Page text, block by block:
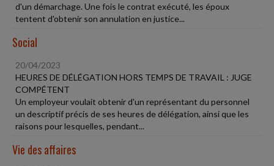
d'un démarchage. Une fois le contrat exécuté, les époux
tentent d'obtenir son annulation en justice...
Social
20/04/2023
HEURES DE DÉLÉGATION HORS TEMPS DE TRAVAIL : JUGE
COMPÉTENT
Un employeur voulait obtenir d'un représentant du personnel
un descriptif précis de ses heures de délégation, ainsi que les
raisons pour lesquelles, pendant...
Vie des affaires